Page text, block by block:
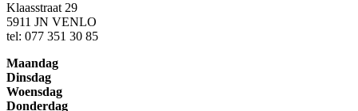
Klaasstraat 29
5911 JN VENLO
tel: 077 351 30 85
Maandag
Dinsdag
Woensdag
Donderdag